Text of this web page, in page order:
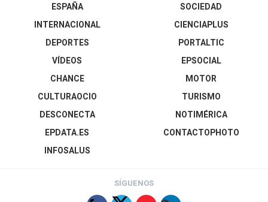
ESPAÑA
INTERNACIONAL
DEPORTES
VÍDEOS
SOCIEDAD
CIENCIAPLUS
PORTALTIC
EPSOCIAL
CHANCE
CULTURAOCIO
DESCONECTA
EPDATA.ES
INFOSALUS
MOTOR
TURISMO
NOTIMÉRICA
CONTACTOPHOTO
SÍGUENOS